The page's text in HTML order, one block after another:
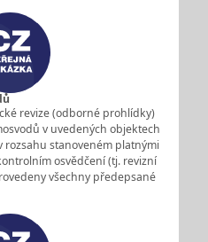
revize (odborné prohlídky)
v uvedených objektech
rozsahu stanoveném platnými
osvědčení (tj. revizní
všechny předepsané